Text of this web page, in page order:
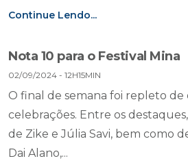
Continue Lendo...
Nota 10 para o Festival Mina
02/09/2024 - 12H15MIN
O final de semana foi repleto de
celebrações. Entre os
de Zike e Júlia Savi, bem como
Dai Alano,...